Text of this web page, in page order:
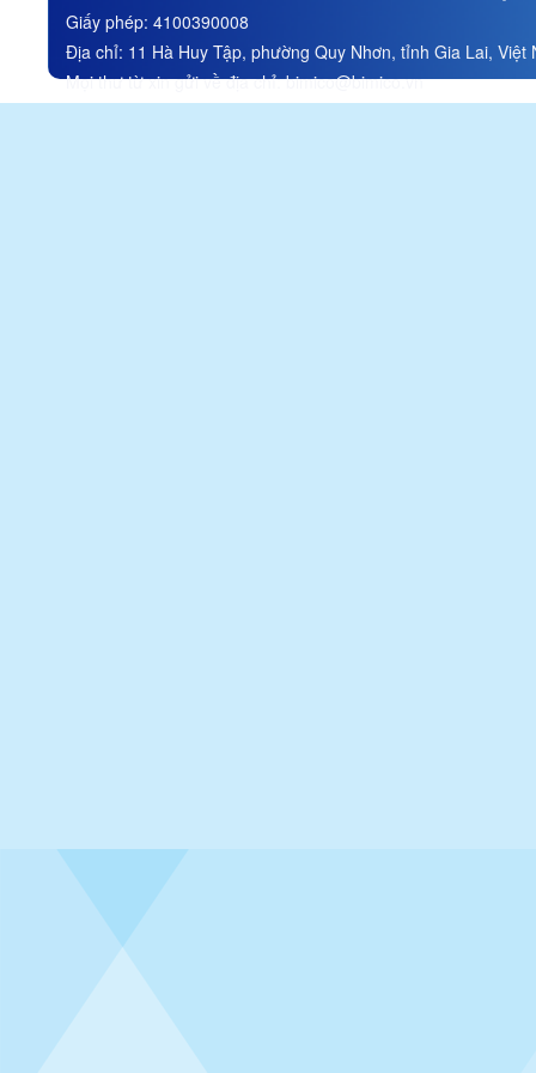
Stock Company
Đính chính thông tin trong tài
liệu ĐHĐCĐ thường niên
năm 2026/ Correction of
information in the 2026
Giấy phép: 4100390008
Địa chỉ: 11 Hà Huy Tập, phường Quy Nhơn, tỉnh Gia Lai, Việt
Mọi thư từ xin gửi về địa chỉ:bimico@bimico.vn